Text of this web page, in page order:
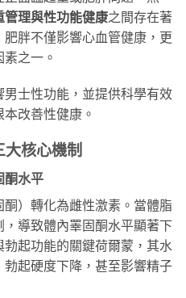
管理與性功能健康之間存在著
胖不僅影響心血管健康，更
之一。
士性功能，並提供科學有效
改善性健康。
核心機制
酮水平
）轉化為雌性激素。當體脂
導致體內睪固酮水平顯著下
起功能的關鍵荷爾蒙，其水
起硬度下降，甚至影響精子